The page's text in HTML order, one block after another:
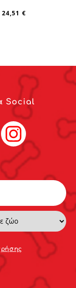
24,51 €
Social
Instagram